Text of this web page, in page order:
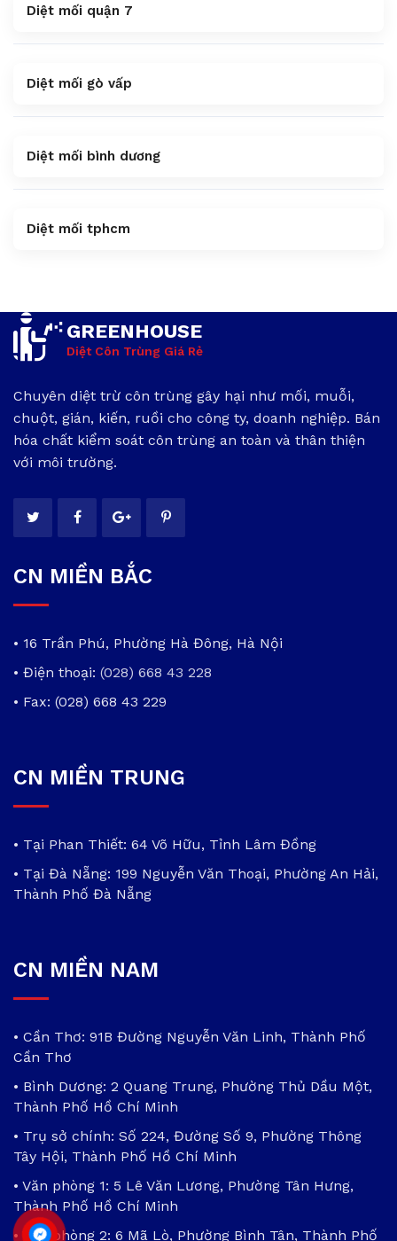
Diệt mối quận 7
Diệt mối gò vấp
Diệt mối bình dương
Diệt mối tphcm
GREENHOUSE
Diệt Côn Trùng Giá Rẻ
Chuyên diệt trừ côn trùng gây hại như mối, muỗi,
chuột, gián, kiến, ruồi cho công ty, doanh nghiệp. Bán
hóa chất kiểm soát côn trùng an toàn và thân thiện
với môi trường.
CN MIỀN BẮC
• 16 Trần Phú, Phường Hà Đông, Hà Nội
• Điện thoại: (028) 668 43 228
• Fax: (028) 668 43 229
CN MIỀN TRUNG
• Tại Phan Thiết: 64 Võ Hữu, Tỉnh Lâm Đồng
• Tại Đà Nẵng: 199 Nguyễn Văn Thoại, Phường An Hải,
Thành Phố Đà Nẵng
CN MIỀN NAM
• Cần Thơ: 91B Đường Nguyễn Văn Linh, Thành Phố
Cần Thơ
• Bình Dương: 2 Quang Trung, Phường Thủ Dầu Một,
Thành Phố Hồ Chí Minh
• Trụ sở chính: Số 224, Đường Số 9, Phường Thông
Tây Hội, Thành Phố Hồ Chí Minh
• Văn phòng 1: 5 Lê Văn Lương, Phường Tân Hưng,
Thành Phố Hồ Chí Minh
• Văn phòng 2: 6 Mã Lò, Phường Bình Tân, Thành Phố